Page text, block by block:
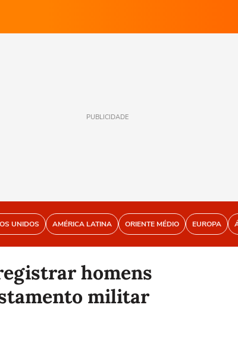
PUBLICIDADE
UNIDOS AMÉRICA LATINA ORIENTE MÉDIO EUROPA
homens
militar